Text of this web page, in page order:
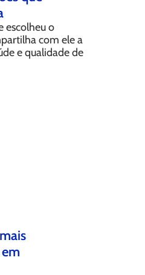
escolheu o
com ele a
e qualidade de